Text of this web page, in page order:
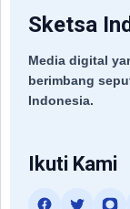
Sketsa
Media digital
berimbang
Indonesia.
Ikuti Kami